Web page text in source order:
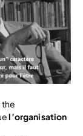
the
l’organisation